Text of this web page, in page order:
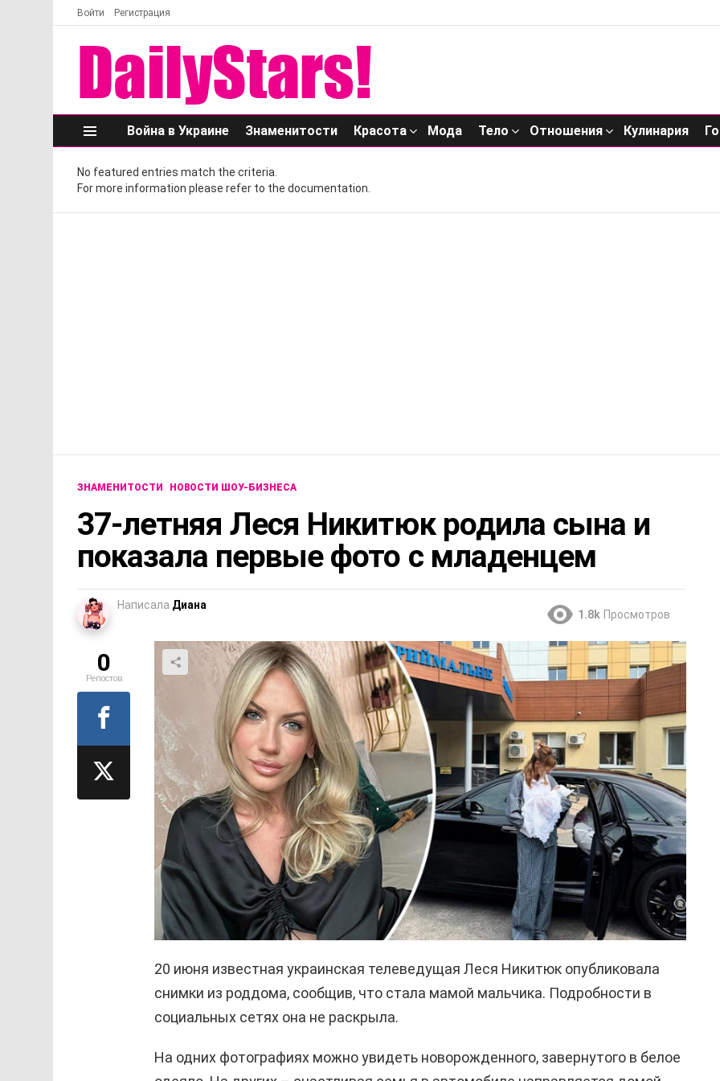
Войти Регистрация
Меню
Война в Украине Знаменитости Красота Мода Тело Отношения Кулинария
No featured entries match the criteria.
For more information please refer to the documentation.
ЗНАМЕНИТОСТИ НОВОСТИ ШОУ-БИЗНЕСА
37-летняя Леся Никитюк родила сына и
показала первые фото с младенцем
Написала Диана
1.8k Просмотров
20 июня известная украинская телеведущая Леся Никитюк опубликовала
снимки из роддома, сообщив, что стала мамой мальчика. Подробности в
социальных сетях она не раскрыла.
На одних фотографиях можно увидеть новорожденного, завернутого в белое
0
Репостов